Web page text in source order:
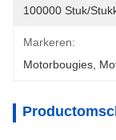
100000 Stuk/
Markeren:
Motorbougies